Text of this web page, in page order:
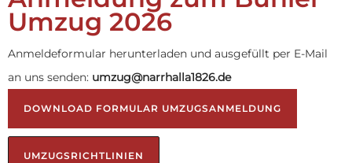
Umzug 2026
Anmeldeformular herunterladen und ausgefüllt per E-Mail
an uns senden: umzug@narrhalla1826.de
DOWNLOAD FORMULAR UMZUGSANMELDUNG
UMZUGSRICHTLINIEN